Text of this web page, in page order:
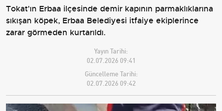
Tokat'ın Erbaa ilçesinde demir kapının parmaklıklarına
sıkışan köpek, Erbaa Belediyesi itfaiye ekiplerince
zarar görmeden kurtarıldı.
Yayın Tarihi:
02.07.2026 09:41
Güncelleme Tarihi:
02.07.2026 09:42